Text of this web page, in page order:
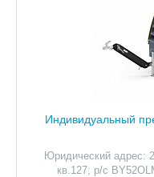
Индивидуальный
Юридический адрес:
кв.127; р/с